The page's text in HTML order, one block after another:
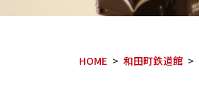
HOME 和田町鉄道館